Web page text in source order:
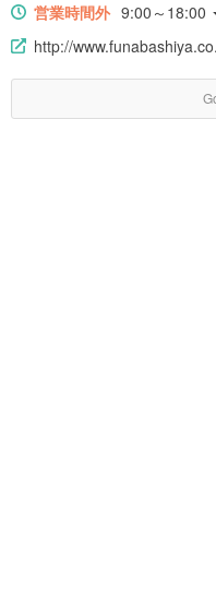
営業時間外 9:00～18:00
http://